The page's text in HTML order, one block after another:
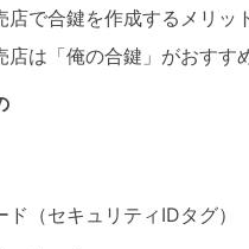
店で合鍵を作成するメリッ
店は「俺の合鍵」がおすす
（セキュリティIDタグ）